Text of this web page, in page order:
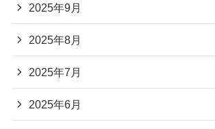
2025年9月
2025年8月
2025年7月
2025年6月